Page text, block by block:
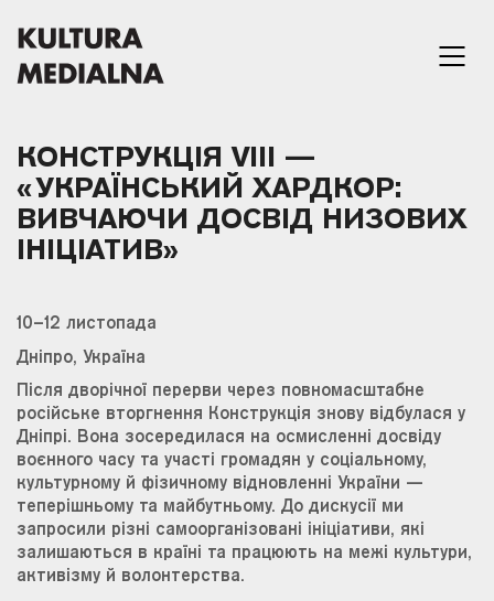
КОНСТРУКЦІЯ VIII —
«УКРАЇНСЬКИЙ ХАРДКОР:
ВИВЧАЮЧИ ДОСВІД НИЗОВИХ
ІНІЦІАТИВ»
10–12 листопада
Дніпро, Україна
Після дворічної перерви через повномасштабне
російське вторгнення Конструкція знову відбулася у
Дніпрі. Вона зосередилася на осмисленні досвіду
воєнного часу та участі громадян у соціальному,
культурному й фізичному відновленні України —
теперішньому та майбутньому. До дискусії ми
запросили різні самоорганізовані ініціативи, які
залишаються в країні та працюють на межі культури,
активізму й волонтерства.